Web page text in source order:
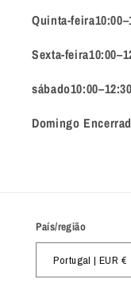
Quinta-
Sexta-
Domingo
País/região
Portugal | EUR €